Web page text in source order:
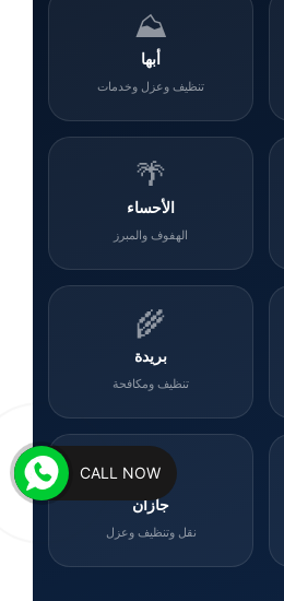
⛰️
أبها
تنظيف وعزل وخدمات
🌴
الأحساء
الهفوف والمبرز
🌾
بريدة
تنظيف ومكافحة
🌊
جازان
نقل وتنظيف وعزل
CALL NOW